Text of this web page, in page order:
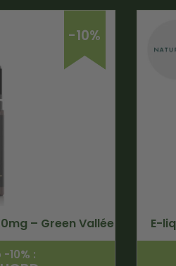
-10%
– Green Vallée
10% :
E-